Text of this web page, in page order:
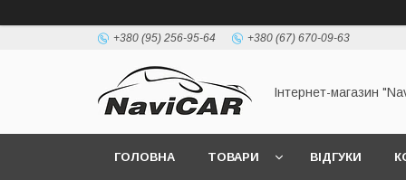
+380 (95) 256-95-64 +380 (67) 670-09-63
Інтернет-магазин
ГОЛОВНА ТОВАРИ ВІДГУКИ